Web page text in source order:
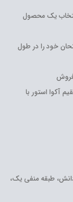
یک محصول
خود را در طول
استور با
طبقه منفی یک،